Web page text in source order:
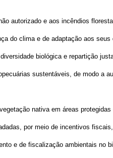
autorizado e aos incêndios
do clima e de adaptação aos seus
biológica e repartição
sustentáveis, de modo a
nativa em áreas
por meio de incentivos
e de fiscalização ambientais no